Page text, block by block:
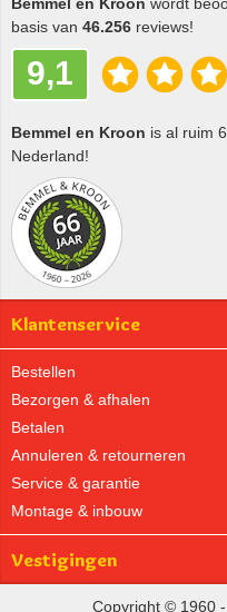
basis van 46.256 reviews!
9,1
Bemmel en Kroon is al ruim
Nederland!
Klantenservice
Bestellen
Bezorgen & afhalen
Betalen
Annuleren & retourneren
Service & garantie
Montage & inbouw
Vestigingen
Copyright © 1960